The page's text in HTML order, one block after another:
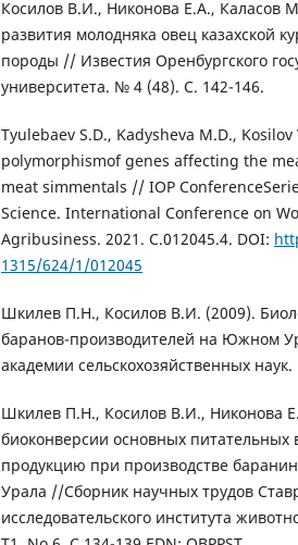
Косилов В.И., Никонова Е.А., Каласов
развития молодняка овец казахской
породы // Известия Оренбургского
университета. № 4 (48). С. 142-146.
Tyulebaev S.D., Kadysheva M.D.,
polymorphismof genes affecting the
meat simmentals // IOP
Science. International Conference on
Agribusiness. 2021. C.012045.4. DOI:
1315/624/1/012045
Шкилев П.Н., Косилов В.И. (2009).
баранов-производителей на Южном
академии сельскохозяйственных
Шкилев П.Н., Косилов В.И., Никонова
биоконверсии основных
продукцию при производстве
Урала //Сборник научных трудов
исследовательского института